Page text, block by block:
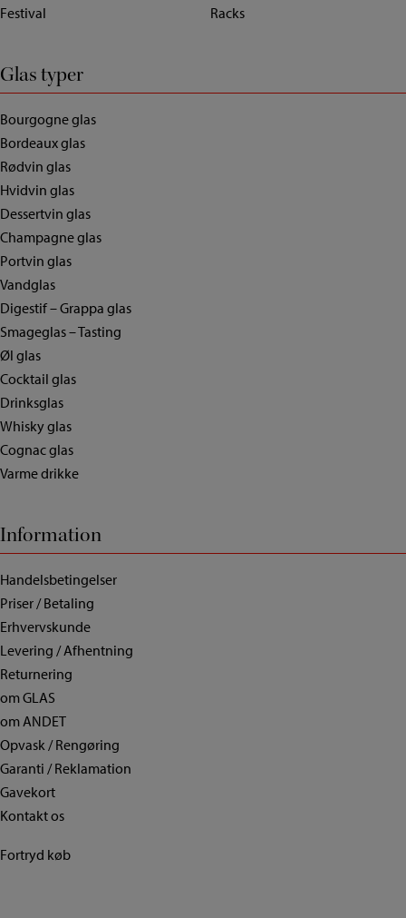
Festival
Racks
Glas typer
Bourgogne glas
Bordeaux glas
Rødvin glas
Hvidvin glas
Dessertvin glas
Champagne glas
Portvin glas
Vandglas
Digestif – Grappa glas
Smageglas – Tasting
Øl glas
Cocktail glas
Drinksglas
Whisky glas
Cognac glas
Varme drikke
Information
Handelsbetingelser
Priser / Betaling
Erhvervskunde
Levering / Afhentning
Returnering
om GLAS
om ANDET
Opvask / Rengøring
Garanti / Reklamation
Gavekort
Kontakt os
Fortryd køb